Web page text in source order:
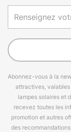
Abonnez-vous à la
attractives, valables
lampes solaires et
recevez toutes les
promotion et autres
des